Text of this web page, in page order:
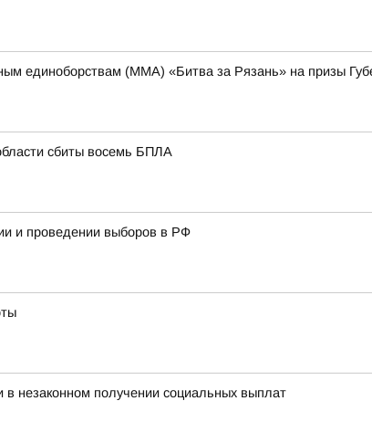
единоборствам (ММА) «Битва за Рязань» на призы
сбиты восемь БПЛА
и проведении выборов в РФ
в незаконном получении социальных выплат